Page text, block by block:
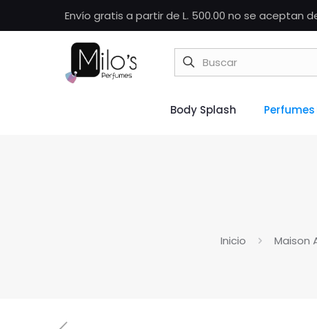
Envío gratis a partir de L. 500.00 no se aceptan
Body Splash Perfumes
Inicio Maison